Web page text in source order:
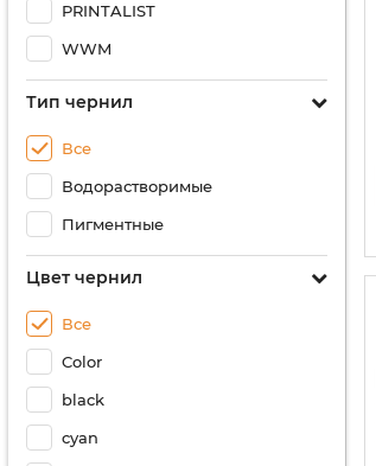
PRINTALIST
WWM
Тип чернил
Все
Водорастворимые
Пигментные
Цвет чернил
Все
Color
black
cyan